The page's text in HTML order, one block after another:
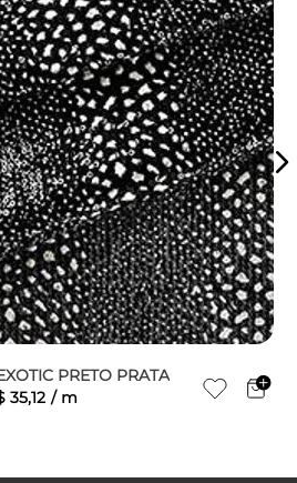
PRETO PRATA
35,12 / m